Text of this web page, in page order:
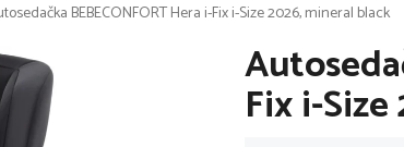
BEBECONFORT Hera i-Fix i-Size 2026, mineral black
Fix i-